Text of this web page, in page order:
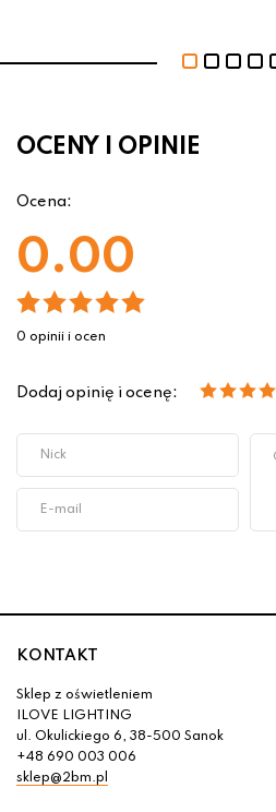
OCENY I OPINIE
Ocena:
0.00
0 opinii i ocen
Dodaj opinię i ocenę:
KONTAKT
Sklep z oświetleniem
ILOVE LIGHTING
ul. Okulickiego 6, 38-500 Sanok
+48 690 003 006
sklep@2bm.pl